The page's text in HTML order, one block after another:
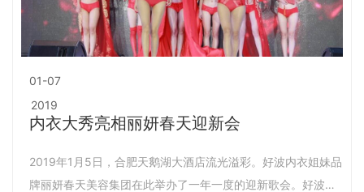
01-07
2019
内衣大秀亮相丽妍春天迎新会
2019年1月5日，合肥天鹅湖大酒店流光溢彩。好波内衣姐妹品
牌丽妍春天美容集团在此举办了一年一度的迎新歌会。好波内